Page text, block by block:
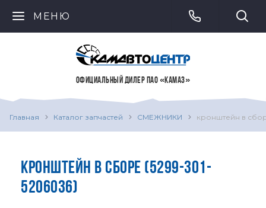
МЕНЮ
ОФИЦИАЛЬНЫЙ ДИЛЕР ПАО «КАМАЗ»
Главная Каталог запчастей СМЕЖНИКИ кронштейн в
КРОНШТЕЙН В СБОРЕ (5299-301-
5206036)